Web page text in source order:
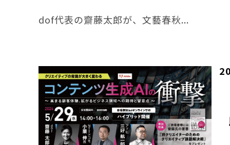
dof代表の齋藤太郎が、文藝春秋...